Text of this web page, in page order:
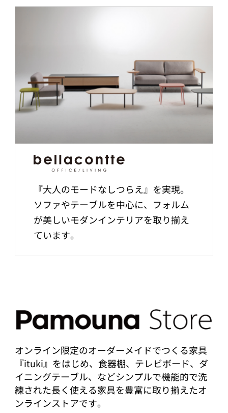
『大人のモードなしつらえ』を実現。
ソファやテーブルを中心に、フォルム
が美しいモダンインテリアを取り揃え
ています。
オンライン限定のオーダーメイドでつくる家具
『ituki』をはじめ、食器棚、テレビボード、ダ
イニングテーブル、などシンプルで機能的で洗
練された長く使える家具を豊富に取り揃えたオ
ンラインストアです。